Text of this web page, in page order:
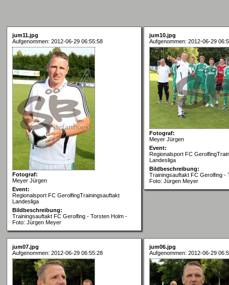
jum11.jpg
Aufgenommen: 2012-06-29 06:55:58
Fotograf:
Meyer Jürgen
Event:
Regionalsport FC GerolfingTrainingsauftakt
Landesliga
Bildbeschreibung:
Trainingsauftakt FC Gerolfing - Torsten Holm -
Foto: Jürgen Meyer
jum10.jpg
Aufgenommen: 2012-06-29
Fotograf:
Meyer Jürgen
Event:
Regionalsport FC
Landesliga
Bildbeschreibung:
Trainingsauftakt FC Gerolfing -
Foto: Jürgen Meyer
jum07.jpg
Aufgenommen: 2012-06-29 06:55:28
jum06.jpg
Aufgenommen: 2012-06-29